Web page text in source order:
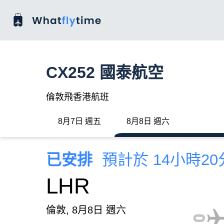
CX252 國泰航空
倫敦飛香港航班
8月7日 週五 8月8日 週六
已安排 預計於 14小時20
LHR
倫敦, 8月8日 週六